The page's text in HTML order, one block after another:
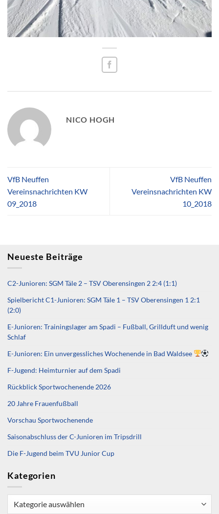
NICO HOGH
VfB Neuffen
Vereinsnachrichten KW
09_2018
VfB Neuffen
Vereinsnachrichten KW
10_2018
Neueste Beiträge
C2-Junioren: SGM Täle 2 – TSV Oberensingen 2 2:4 (1:1)
Spielbericht C1-Junioren: SGM Täle 1 – TSV Oberensingen 1 2:1
(2:0)
E-Junioren: Trainingslager am Spadi – Fußball, Grillduft und wenig
Schlaf
E-Junioren: Ein unvergessliches Wochenende in Bad Waldsee
F-Jugend: Heimturnier auf dem Spadi
Rückblick Sportwochenende 2026
20 Jahre Frauenfußball
Vorschau Sportwochenende
Saisonabschluss der C-Junioren im Tripsdrill
Die F-Jugend beim TVU Junior Cup
Kategorien